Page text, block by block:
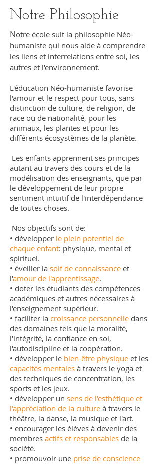
Notre Philosophie
Notre école suit la philosophie Néo-
humaniste qui nous aide à comprendre
les liens et interrelations entre soi, les
autres et l'environnement.
L'éducation Néo-humaniste favorise
l'amour et le respect pour tous, sans
distinction de culture, de religion, de
race ou de nationalité, pour les
animaux, les plantes et pour les
différents écosystèmes de la planète.
Les enfants apprennent ses principes
autant au travers des cours et de la
modélisation des enseignants, que par
le développement de leur propre
sentiment intuitif de l'interdépendance
de toutes choses.
Nos objectifs sont de:
• développer le plein potentiel de
chaque enfant: physique, mental et
spirituel.
• éveiller la soif de connaissance et
l'amour de l'apprentissage.
• doter les étudiants des compétences
académiques et autres nécessaires à
l'enseignement supérieur.
• faciliter la croissance personnelle dans
des domaines tels que la moralité,
l'intégrité, la confiance en soi,
l'autodiscipline et la coopération.
• développer le bien-être physique et les
capacités mentales à travers le yoga et
des techniques de concentration, les
sports et les jeux.
• développer un sens de l'esthétique et
l'appréciation de la culture à travers le
théâtre, la danse, la musique et l'art.
• encourager les élèves à devenir des
membres actifs et responsables de la
société.
• promouvoir une prise de conscience